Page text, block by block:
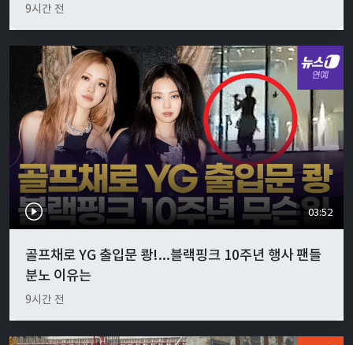
9시간 전
03:52
골프채로 YG 출입문 쾅!...블랙핑크 10주년 행사 팬들
분노 이유는
9시간 전